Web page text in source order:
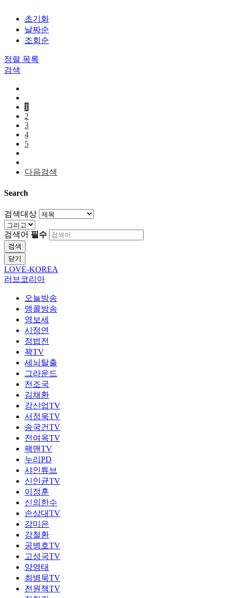
초기화
날짜순
조회순
정렬 목록
검색
1
2
3
4
5
다음검색
Search
검색대상
검색어 필수
검색
닫기
LOVE-KOREA
러브코리아
오늘방송
앵콜방송
영보세
시정연
정법전
꽉TV
세뇌탈출
그라운드
천조국
김채환
강신업TV
서정욱TV
송국건TV
전여옥TV
팩맨TV
누리PD
샤인튜브
신인균TV
이정훈
신의한수
손상대TV
강미은
강철환
공병호TV
고성국TV
양영태
최병묵TV
전원책TV